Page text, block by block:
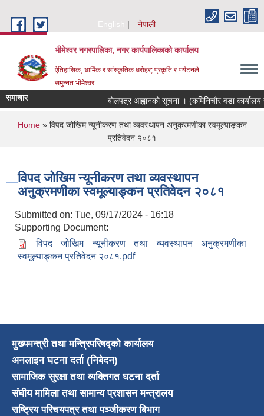
English
नेपाली
भीमेश्वर नगरपालिका, नगर कार्यपालिकाको कार्यालय
ऐतिहासिक, धार्मिक र सांस्कृतिक धरोहर; प्रकृति र पर्यटनले
समुन्नत भीमेश्वर
समाचार बोलपत्र आह्वानको सूचना । (कमिनिचौर वडा
You are here
Home» विपद जोखिम न्यूनीकरण तथा व्यवस्थापन अनुक्रमणीका स्वमूल्याङ्कन
प्रतिवेदन २०८१
विपद जोखिम न्यूनीकरण तथा व्यवस्थापन
अनुक्रमणीका स्वमूल्याङ्कन प्रतिवेदन २०८१
Submitted on: Tue, 09/17/2024 - 16:18
Supporting Document:
विपद जोखिम न्यूनीकरण तथा व्यवस्थापन अनुक्रमणीका
स्वमूल्याङ्कन प्रतिवेदन २०८१.pdf
मुख्यमन्त्री तथा मन्त्रिपरिषद्को कार्यालय
अनलाइन घटना दर्ता (निबेदन)
सामाजिक सुरक्षा तथा व्यक्तिगत घटना दर्ता
संघीय मामिला तथा सामान्य प्रशासन मन्त्रालय
राष्ट्रिय परिचयपत्र तथा पञ्जीकरण बिभाग